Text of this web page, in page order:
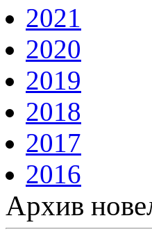
2021
2020
2019
2018
2017
2016
Архив